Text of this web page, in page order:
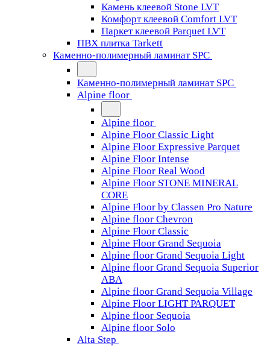
Камень клеевой Stone LVT
Комфорт клеевой Comfort LVT
Паркет клеевой Parquet LVT
ПВХ плитка Tarkett
Каменно-полимерный ламинат SPC
Каменно-полимерный ламинат SPC
Alpine floor
Alpine floor
Alpine Floor Classic Light
Alpine Floor Expressive Parquet
Alpine Floor Intense
Alpine Floor Real Wood
Alpine Floor STONE MINERAL
CORE
Alpine Floor by Classen Pro Nature
Alpine floor Chevron
Alpine Floor Classic
Alpine Floor Grand Sequoia
Alpine floor Grand Sequoia Light
Alpine floor Grand Sequoia Superior
ABA
Alpine floor Grand Sequoia Village
Alpine Floor LIGHT PARQUET
Alpine floor Sequoia
Alpine floor Solo
Alta Step